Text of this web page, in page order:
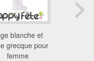
blanche et
grecque pour
femme